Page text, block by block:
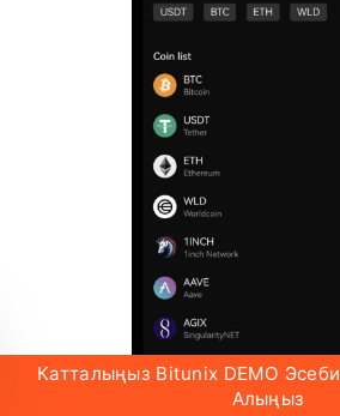
Катталыңыз Bitunix DEMO
Алыңыз